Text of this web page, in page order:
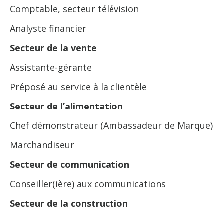
Comptable, secteur télévision
Analyste financier
Secteur de la vente
Assistante-gérante
Préposé au service à la clientèle
Secteur de l’alimentation
Chef démonstrateur (Ambassadeur de Marque)
Marchandiseur
Secteur de communication
Conseiller(ière) aux communications
Secteur de la construction